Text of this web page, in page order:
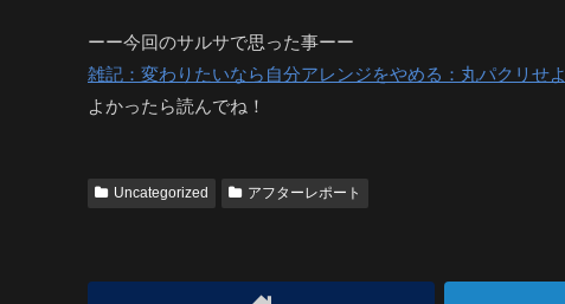
ーー今回のサルサで思った事ーー
雑記：変わりたいなら自分アレンジをやめる：丸パクリせよ
よかったら読んでね！
Uncategorized アフターレポート